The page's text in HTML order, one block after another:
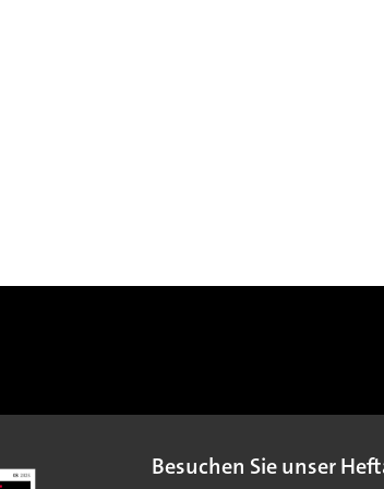
Besuchen Sie unser